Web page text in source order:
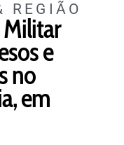
REGIÃO
Militar
e
no
em